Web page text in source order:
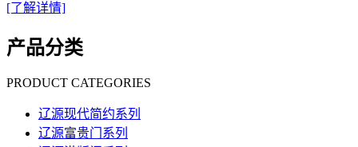
[了解详情]
产品分类
PRODUCT CATEGORIES
辽源现代简约系列
辽源富贵门系列